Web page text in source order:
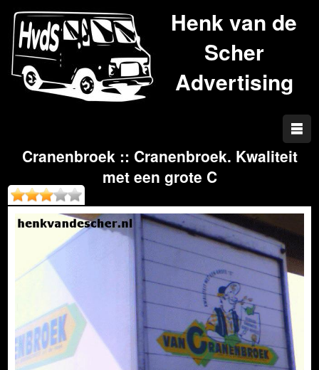
Henk van de
Scher
Advertising
Cranenbroek :: Cranenbroek. Kwaliteit
met een grote C